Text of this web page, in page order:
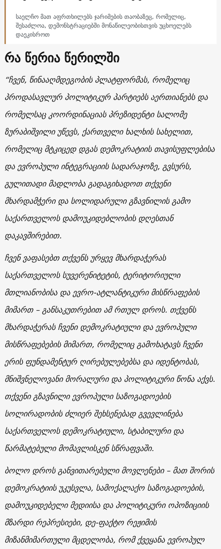
საელჩო მათ აფრთხილებს ჯარიმების თაობაზეც, რომელიც,
შესაძლოა, დემონსტრაციებში მონაწილეობისთვის უცხოელებს
დაეკისროთ
რა წერია წერილში
“ჩვენ, წინააღმდეგობის პლატფორმას, რომელიც
პროდასავლურ პოლიტიკურ პარტიებს აერთიანებს და
რომელსაც კოორდინაციას პრეზიდენტი სალომე
ზურაბიშვილი უწევს, ქართველი ხალხის სახელით,
რომელიც მტკიცედ დგას დემოკრატიის თავისუფლებისა
და ევროპული ინტეგრაციის სადარაჯოზე, გვსურს,
გულითადი მადლობა გადაგიხადოთ თქვენი
მხარდამჭერი და სოლიდარული გზავნილის გამო
საქართველოს დამოუკიდებლობის დღესთან
დაკავშირებით.
ჩვენ ვაფასებთ თქვენს ურყევ მხარდაჭერას
საქართველოს სუვერენიტეტის, ტერიტორიული
მთლიანობისა და ევრო-ატლანტიკური მისწრაფების
მიმართ – განსაკუთრებით ამ რთულ დროს. თქვენს
მხარდაჭერას ჩვენი დემოკრატიული და ევროპული
მისწრაფებების მიმართ, რომელიც გამოხატავს ჩვენი
ერის ფუნდამენტურ ღირებულებებსა და იდენტობას,
მნიშვნელოვანი მორალური და პოლიტიკური წონა აქვს.
თქვენი გზავნილი ევროპული საზოგადოების
სოლირადობის ძლიერ შეხსენებად გვევლინება
საქართველოს დემოკრატიული, სტაბილური და
წარმატებული მომავლისკენ სწრაფვაში.
ბოლო დროს განვითარებული მოვლენები – მათ შორის
დემოკრატიის უკუსვლა, სამოქალაქო საზოგადოების,
დამოუკიდებელი მედიისა და პოლიტიკური ოპოზიციის
მზარდი რეპრესიები, დე-ფაქტო რეჟიმის
მიზანმიმართული მცდელობა, რომ ქვეყანა ევროპულ